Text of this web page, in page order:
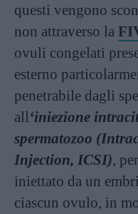
questi vengono
non attraverso la
ovuli congelati
esterno
penetrabile dagli
all‘iniezione
spermatozoo
Injection, ICSI),
iniettato da un
ciascun ovulo, in